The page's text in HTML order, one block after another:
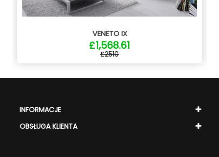
VENETO IX
£1,568.61
£2510
INFORMACJE
OBSŁUGA KLIENTA